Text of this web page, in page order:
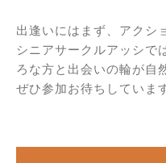
出逢いにはまず、アクシ
シニアサークルアッシで
ろな方と出会いの輪が自
ぜひ参加お待ちしていま